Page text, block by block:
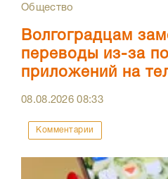
Общество
Волгоградцам
переводы из-за
приложений на
08.08.202608:33
Комментарии